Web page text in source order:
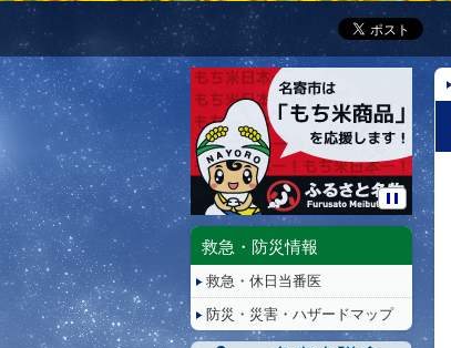
停
再
救急・防災情報
救急・休日当番医
防災・災害・ハザードマップ